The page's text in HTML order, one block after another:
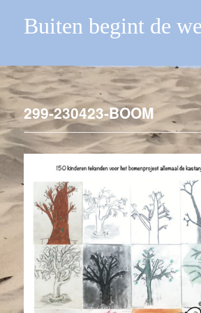
Buiten begint de
299-230423-BOOM